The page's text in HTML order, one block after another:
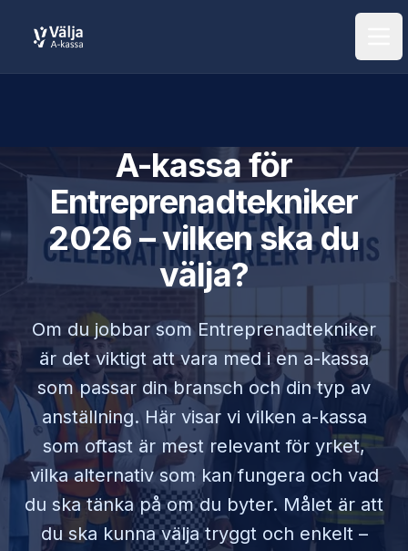
A-kassa för
Entreprenadtekniker
2026 – vilken ska du
välja?
Om du jobbar som Entreprenadtekniker
är det viktigt att vara med i en a-kassa
som passar din bransch och din typ av
anställning. Här visar vi vilken a-kassa
som oftast är mest relevant för yrket,
vilka alternativ som kan fungera och vad
du ska tänka på om du byter. Målet är att
du ska kunna välja tryggt och enkelt –